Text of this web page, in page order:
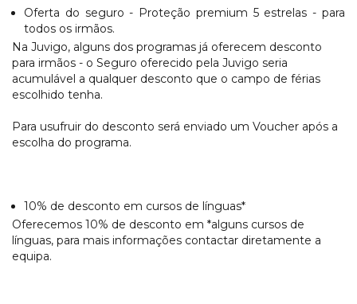
Oferta do seguro - Proteção premium 5 estrelas - para
todos os irmãos.
Na Juvigo, alguns dos programas já oferecem desconto
para irmãos - o Seguro oferecido pela Juvigo seria
acumulável a qualquer desconto que o campo de férias
escolhido tenha.
Para usufruir do desconto será enviado um Voucher após a
escolha do programa.
10% de desconto em cursos de línguas*
Oferecemos 10% de desconto em *alguns cursos de
línguas, para mais informações contactar diretamente a
equipa.